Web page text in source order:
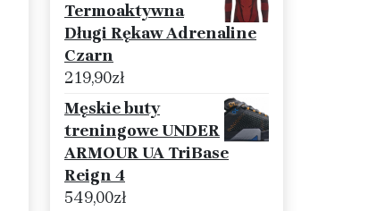
Termoaktywna
Długi Rękaw Adrenaline
Czarn
219,90zł
Męskie buty
treningowe UNDER
ARMOUR UA TriBase
Reign 4
549,00zł